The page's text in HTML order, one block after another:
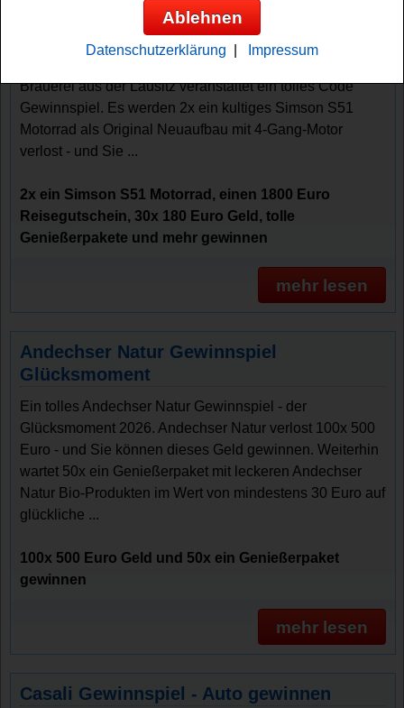
eingeben und gewinnen
Ein tolles Bergquell Gewinnspiel mit Code auf
Brauerei aus der Lausitz veranstaltet ein tolles Code
Gewinnspiel. Es werden 2x ein kultiges Simson S51
Motorrad als Original Neuaufbau mit 4-Gang-Motor
verlost - und Sie ...
2x ein Simson S51 Motorrad, einen 1800 Euro
Reisegutschein, 30x 180 Euro Geld, tolle
Genießerpakete und mehr gewinnen
mehr lesen
Andechser Natur Gewinnspiel
Glücksmoment
Ein tolles Andechser Natur Gewinnspiel - der
Glücksmoment 2026. Andechser Natur verlost 100x 500
Euro - und Sie können dieses Geld gewinnen. Weiterhin
wartet 50x ein Genießerpaket mit leckeren Andechser
Natur Bio-Produkten im Wert von mindestens 30 Euro auf
glückliche ...
100x 500 Euro Geld und 50x ein Genießerpaket
gewinnen
mehr lesen
Casali Gewinnspiel - Auto gewinnen
Ablehnen
Datenschutzerklärung Impressum